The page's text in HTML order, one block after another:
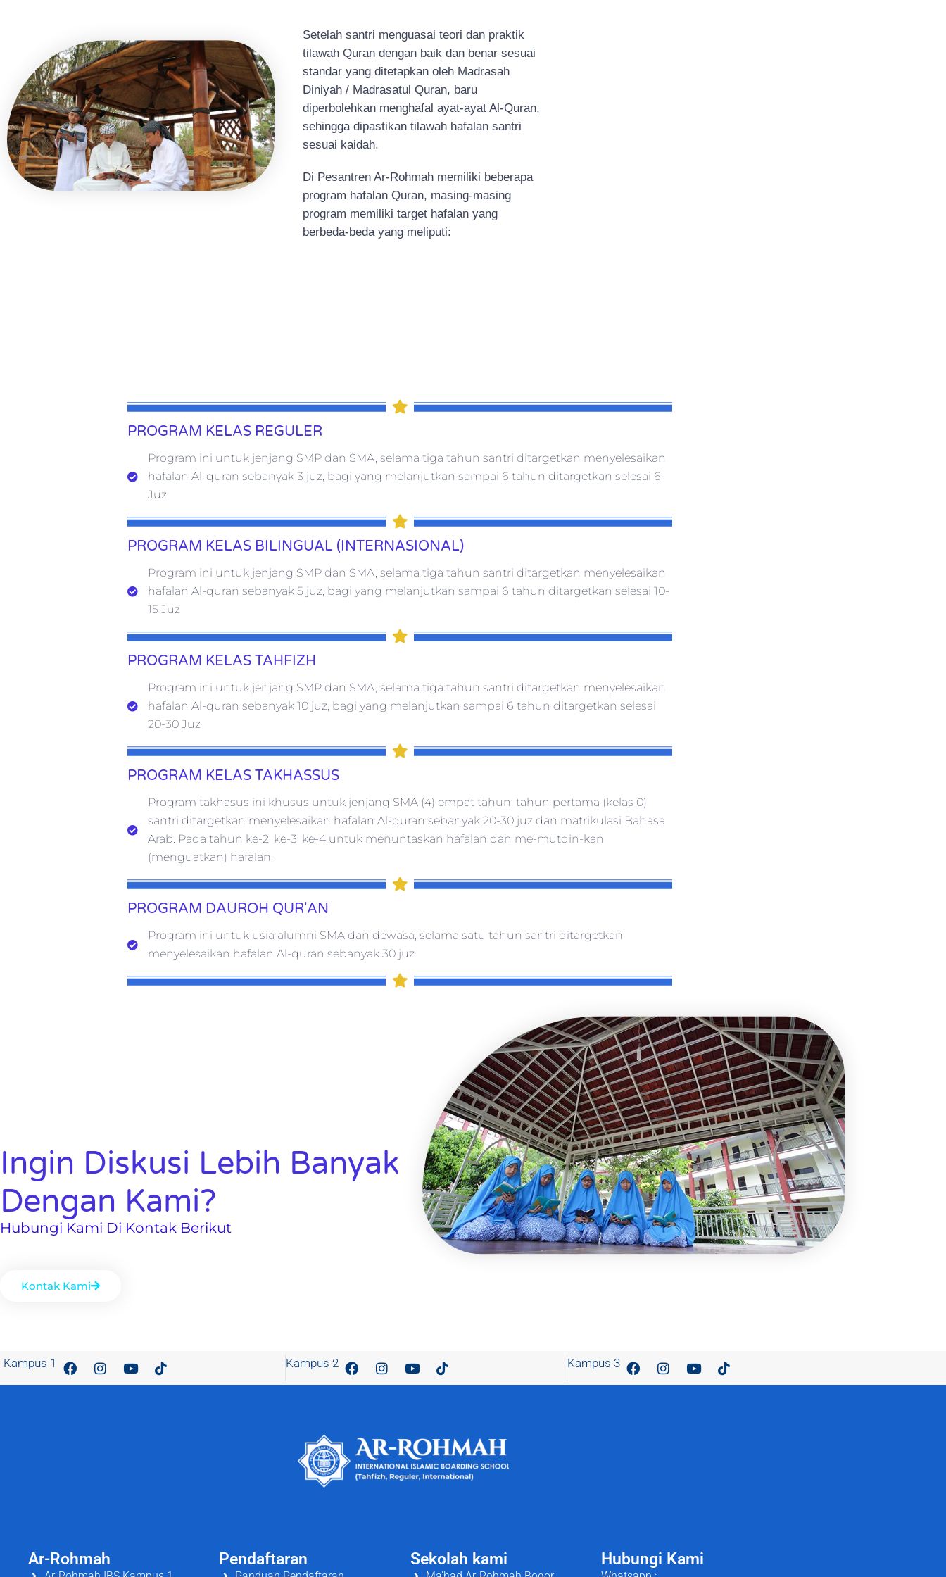
Setelah santri menguasai teori dan praktik
tilawah Quran dengan baik dan benar sesuai
standar yang ditetapkan oleh Madrasah
Diniyah / Madrasatul Quran, baru
diperbolehkan menghafal ayat-ayat Al-Quran,
sehingga dipastikan tilawah hafalan santri
sesuai kaidah.
Di Pesantren Ar-Rohmah memiliki beberapa
program hafalan Quran, masing-masing
program memiliki target hafalan yang
berbeda-beda yang meliputi:
PROGRAM KELAS REGULER
Program ini untuk jenjang SMP dan SMA, selama tiga tahun santri ditargetkan menyelesaikan
hafalan Al-quran sebanyak 3 juz, bagi yang melanjutkan sampai 6 tahun ditargetkan selesai 6
Juz
PROGRAM KELAS BILINGUAL (INTERNASIONAL)
Program ini untuk jenjang SMP dan SMA, selama tiga tahun santri ditargetkan menyelesaikan
hafalan Al-quran sebanyak 5 juz, bagi yang melanjutkan sampai 6 tahun ditargetkan selesai 10-
15 Juz
PROGRAM KELAS TAHFIZH
Program ini untuk jenjang SMP dan SMA, selama tiga tahun santri ditargetkan menyelesaikan
hafalan Al-quran sebanyak 10 juz, bagi yang melanjutkan sampai 6 tahun ditargetkan selesai
20-30 Juz
PROGRAM KELAS TAKHASSUS
Program takhasus ini khusus untuk jenjang SMA (4) empat tahun, tahun pertama (kelas 0)
santri ditargetkan menyelesaikan hafalan Al-quran sebanyak 20-30 juz dan matrikulasi Bahasa
Arab. Pada tahun ke-2, ke-3, ke-4 untuk menuntaskan hafalan dan me-mutqin-kan
(menguatkan) hafalan.
PROGRAM DAUROH QUR'AN
Program ini untuk usia alumni SMA dan dewasa, selama satu tahun santri ditargetkan
menyelesaikan hafalan Al-quran sebanyak 30 juz.
Ingin Diskusi Lebih Banyak
Dengan Kami?
Hubungi Kami Di Kontak Berikut
Kontak Kami
Kampus 1 Kampus 2 Kampus 3
Ar-Rohmah Pendaftaran Hubungi Kami
Sekolah kami